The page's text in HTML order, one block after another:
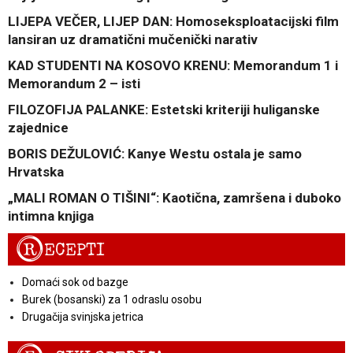
LIJEPA VEČER, LIJEP DAN: Homoseksploatacijski film
lansiran uz dramatični mučenički narativ
KAD STUDENTI NA KOSOVO KRENU: Memorandum 1 i
Memorandum 2 – isti
FILOZOFIJA PALANKE: Estetski kriteriji huliganske
zajednice
BORIS DEŽULOVIĆ: Kanye Westu ostala je samo
Hrvatska
„MALI ROMAN O TIŠINI“: Kaotična, zamršena i duboko
intimna knjiga
RECEPTI
Domaći sok od bazge
Burek (bosanski) za 1 odraslu osobu
Drugačija svinjska jetrica